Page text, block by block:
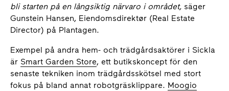
bli starten på en långsiktig närvaro i området, säger
Gunstein Hansen, Eiendomsdirektør (Real Estate
Director) på Plantagen.
Exempel på andra hem- och trädgårdsaktörer i Sickla
är Smart Garden Store, ett butikskoncept för den
senaste tekniken inom trädgårdsskötsel med stort
fokus på bland annat robotgräsklippare. Moogio